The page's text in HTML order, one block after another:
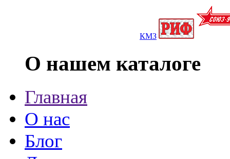
КМЗ
О нашем каталоге
Главная
О нас
Блог